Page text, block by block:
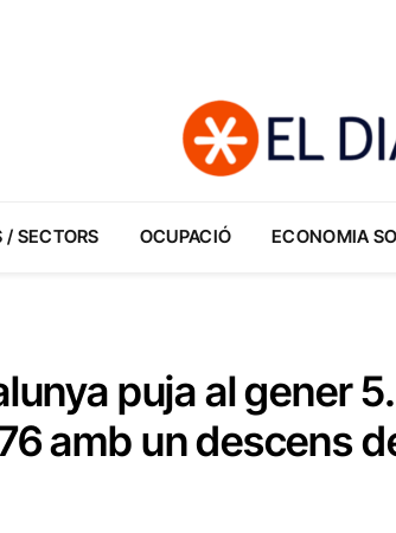
/ SECTORS OCUPACIÓ ECONOMIA
puja al gener
amb un descens